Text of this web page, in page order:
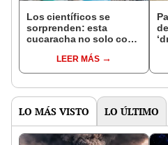
Los científicos se
sorprenden: esta
cucaracha no solo come
después puede
transformarlo en
LEER MÁS
LO MÁS VISTO LO ÚLTIMO